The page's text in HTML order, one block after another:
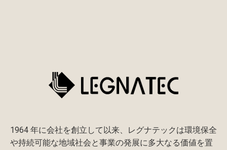
1964 年に会社を創立して以来、レグナテックは環境保全
や持続可能な地域社会と事業の発展に多大なる価値を置